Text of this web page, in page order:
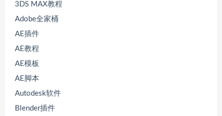
3DS MAX教程
Adobe全家桶
AE插件
AE教程
AE模板
AE脚本
Autodesk软件
Blender插件